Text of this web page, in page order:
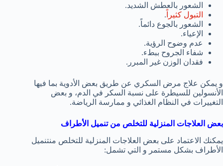
الشعور بالعطش الشديد.
التبول كثيراً .
الشعور بالجوع دائماً.
الإعياء.
عدم وضوح الرؤية.
شفاء الجروح ببطء.
فقدان الوزن غير المبرر.
و يمكن علاج مرض السكري عن طريق بعض الأدوية بما فيها
الأنسولين للسيطرة على نسبة السكر في الدم، و بعض
التغييرات في النظام الغذائي و ممارسة الرياضة.
بعض العلاجات المنزلية للتخلص من تنميل الأطراف
يمكنك الاعتماد على بعض العلاجات المنزلية للتخلص منتنميل
الأطراف بشكل مستمر و التي تشمل: